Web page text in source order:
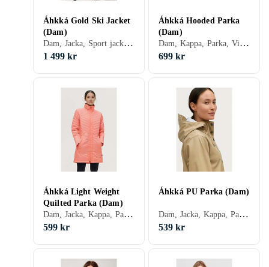
Áhkká Gold Ski Jacket
(Dam)
Dam, Jacka, Sport jacka, Vinter
1 499 kr
Áhkká Hooded Parka
(Dam)
Dam, Kappa, Parka, Vinter, Nylon/Polyamid, Polyester, Fuskpäls, Elastan/Spandex/Lycra
699 kr
Áhkká Light Weight
Quilted Parka (Dam)
Dam, Jacka, Kappa, Parka, Quiltad kappa, Vinter, Polyester
599 kr
Áhkká PU Parka (Dam)
Dam, Jacka, Kappa, Parka, Vinter, Polyuretan/PU
539 kr